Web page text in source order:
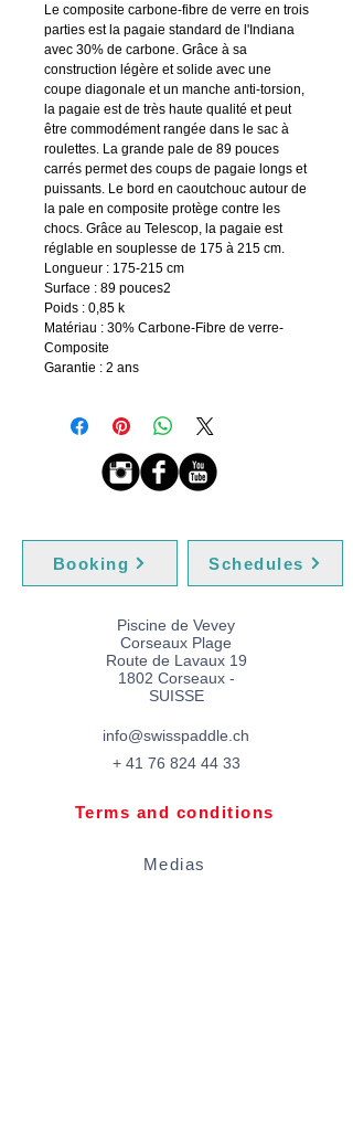
Le composite carbone-fibre de verre en trois
parties est la pagaie standard de l'Indiana
avec 30% de carbone. Grâce à sa
construction légère et solide avec une
coupe diagonale et un manche anti-torsion,
la pagaie est de très haute qualité et peut
être commodément rangée dans le sac à
roulettes. La grande pale de 89 pouces
carrés permet des coups de pagaie longs et
puissants. Le bord en caoutchouc autour de
la pale en composite protège contre les
chocs. Grâce au Telescop, la pagaie est
réglable en souplesse de 175 à 215 cm.
Longueur : 175-215 cm
Surface : 89 pouces2
Poids : 0,85 k
Matériau : 30% Carbone-Fibre de verre-
Composite
Garantie : 2 ans
Booking Schedules
Piscine de Vevey
Corseaux Plage
Route de Lavaux 19
1802 Corseaux -
SUISSE​
info@swisspaddle.ch
+ 41 76 824 44 33
Terms and conditions
Medias